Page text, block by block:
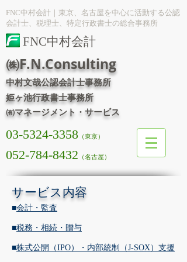
FNC中村会計｜東京、名古屋を中心に活動する公認
会計士、税理士、特定行政書士の総合事務所
FNC中村会計
㈱F.N.Consulting
中村文哉公認会計士事務所
姫ヶ池行政書士事務所
㈲マネージメント・サービス
03-5324-3358 （東京）
052-784-8432 （名古屋）
■会計・監査
■税務・相続・贈与
■株式公開（IPO）・内部統制（J-SOX）支援
サービス内容